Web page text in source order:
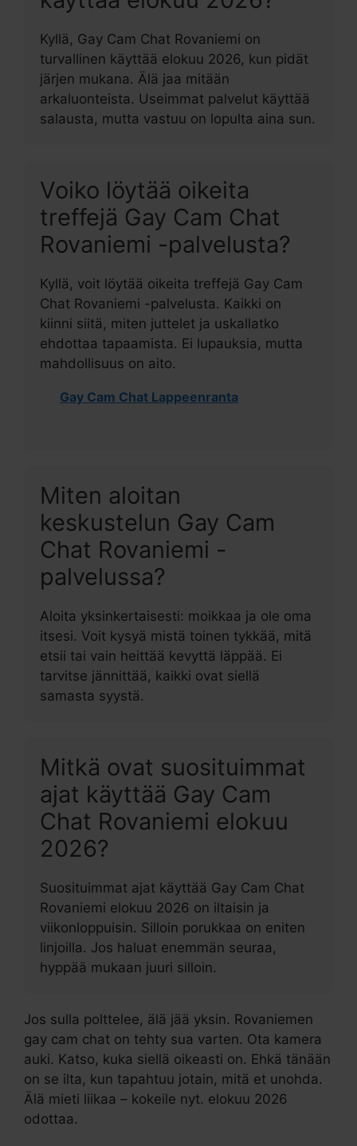
Kyllä, Gay Cam Chat Rovaniemi on
turvallinen käyttää elokuu 2026, kun pidät
järjen mukana. Älä jaa mitään
arkaluonteista. Useimmat palvelut käyttää
salausta, mutta vastuu on lopulta aina sun.
Voiko löytää oikeita
treffejä Gay Cam Chat
Rovaniemi -palvelusta?
Kyllä, voit löytää oikeita treffejä Gay Cam
Chat Rovaniemi -palvelusta. Kaikki on
kiinni siitä, miten juttelet ja uskallatko
ehdottaa tapaamista. Ei lupauksia, mutta
mahdollisuus on aito.
Gay Cam Chat Lappeenranta
Miten aloitan
keskustelun Gay Cam
Chat Rovaniemi -
palvelussa?
Aloita yksinkertaisesti: moikkaa ja ole oma
itsesi. Voit kysyä mistä toinen tykkää, mitä
etsii tai vain heittää kevyttä läppää. Ei
tarvitse jännittää, kaikki ovat siellä
samasta syystä.
Mitkä ovat suosituimmat
ajat käyttää Gay Cam
Chat Rovaniemi elokuu
2026?
Suosituimmat ajat käyttää Gay Cam Chat
Rovaniemi elokuu 2026 on iltaisin ja
viikonloppuisin. Silloin porukkaa on eniten
linjoilla. Jos haluat enemmän seuraa,
hyppää mukaan juuri silloin.
Jos sulla polttelee, älä jää yksin. Rovaniemen
gay cam chat on tehty sua varten. Ota kamera
auki. Katso, kuka siellä oikeasti on. Ehkä tänään
on se ilta, kun tapahtuu jotain, mitä et unohda.
Älä mieti liikaa – kokeile nyt. elokuu 2026
odottaa.